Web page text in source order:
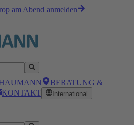
am Abend anmelden
BERATUNG &
KONTAKT
International